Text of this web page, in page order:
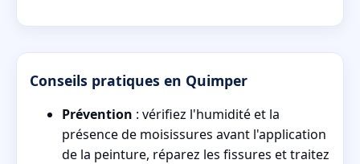
Conseils pratiques en Quimper
Prévention : vérifiez l'humidité et la
présence de moisissures avant l'application
de la peinture, réparez les fissures et traitez